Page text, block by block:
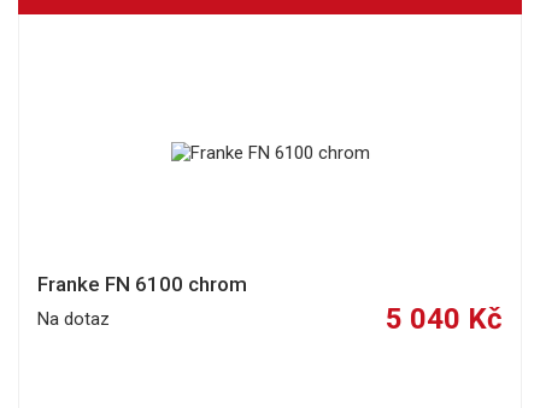
Franke FN 6100 chrom
Na dotaz 5 040 Kč